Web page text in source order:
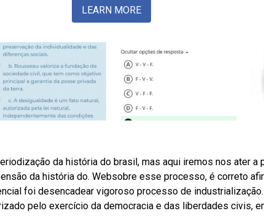
LEARN MORE
da história do brasil, mas aqui iremos nos ater a
da história do. Websobre esse processo, é correto
foi desencadear vigoroso processo de
pelo exercício da democracia e das liberdades civis,